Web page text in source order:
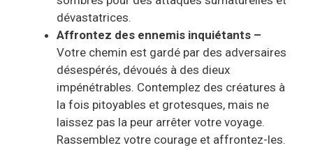
dévastatrices.
Affrontez des ennemis inquiétants –
Votre chemin est gardé par des adversaires
désespérés, dévoués à des dieux
impénétrables. Contemplez des créatures à
la fois pitoyables et grotesques, mais ne
laissez pas la peur arrêter votre voyage.
Rassemblez votre courage et affrontez-les.